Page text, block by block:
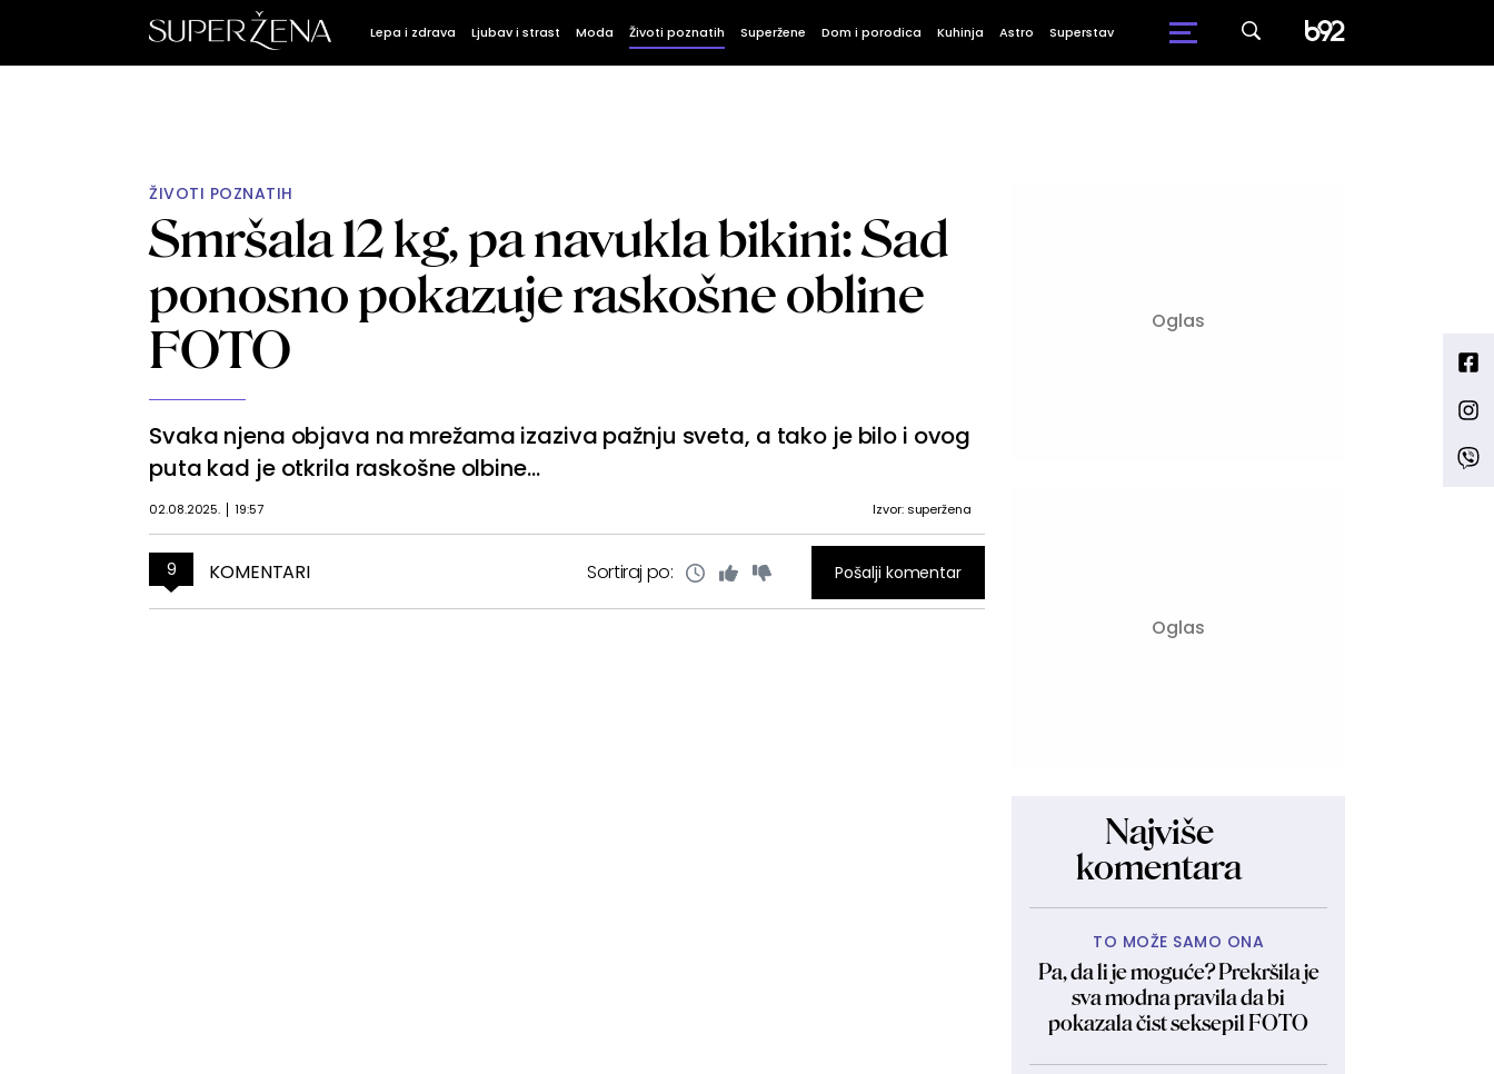
Lepa i zdrava Ljubav i strast Moda Životi poznatih Superžene Dom i porodica Kuhinja Astro Superstav
ŽIVOTI POZNATIH
Smršala 12 kg, pa navukla bikini: Sad
ponosno pokazuje raskošne obline
FOTO
Svaka njena objava na mrežama izaziva pažnju sveta, a tako je bilo i ovog
puta kad je otkrila raskošne olbine...
02.08.2025. 19:57 Izvor: superžena
9 KOMENTARI Sortiraj po: Pošalji komentar
Najviše
komentara
TO MOŽE SAMO ONA
Pa, da li je moguće? Prekršila je
sva modna pravila da bi
pokazala čist seksepil FOTO